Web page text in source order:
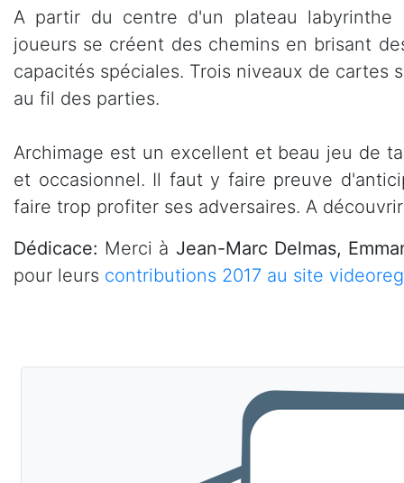
A partir du centre d'un plateau labyrinthe
joueurs se créent des chemins en brisant
capacités spéciales. Trois niveaux de
au fil des parties.
Archimage est un excellent et beau jeu de
et occasionnel. Il faut y faire preuve
faire trop profiter ses adversaires. A
Dédicace: Merci à Jean-Marc Delmas,
pour leurs contributions 2017 au site